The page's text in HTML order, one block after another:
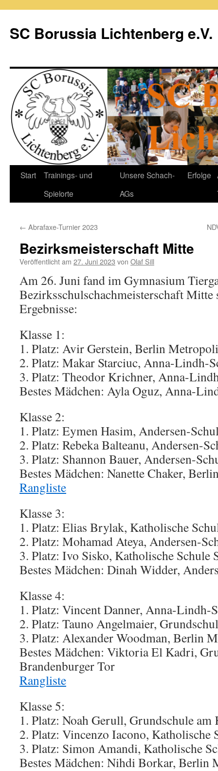
springen
SC Borussia Lichtenberg e.V.
Start
Trainings- und
Spielorte
Unsere Schach-
AGs
Erfolge
← Abrafaxe-Turnier 2023
Bezirksmeisterschaft Mitte
Veröffentlicht am 27. Juni 2023 von Olaf Sill
Am 26. Juni fand im Gymnasium
Bezirksschulschachmeisterschaft Mitte
Ergebnisse:
Klasse 1:
1. Platz: Avir Gerstein, Berlin
2. Platz: Makar Starciuc, Anna-Lindh-
3. Platz: Theodor Krichner, Anna-
Bestes Mädchen: Ayla Oguz, Anna-
Klasse 2:
1. Platz: Eymen Hasim, Andersen-
2. Platz: Rebeka Balteanu, Andersen-
3. Platz: Shannon Bauer, Andersen-
Bestes Mädchen: Nanette Chaker,
Rangliste
Klasse 3:
1. Platz: Elias Brylak, Katholische
2. Platz: Mohamad Ateya, Andersen-
3. Platz: Ivo Sisko, Katholische Schule
Bestes Mädchen: Dinah Widder,
Klasse 4:
1. Platz: Vincent Danner, Anna-Lindh-
2. Platz: Tauno Angelmaier,
3. Platz: Alexander Woodman, Berlin
Bestes Mädchen: Viktoria El Kadri,
Brandenburger Tor
Rangliste
Klasse 5:
1. Platz: Noah Gerull, Grundschule am
2. Platz: Vincenzo Iacono, Katholische
3. Platz: Simon Amandi, Katholische
Bestes Mädchen: Nihdi Borkar, Berlin